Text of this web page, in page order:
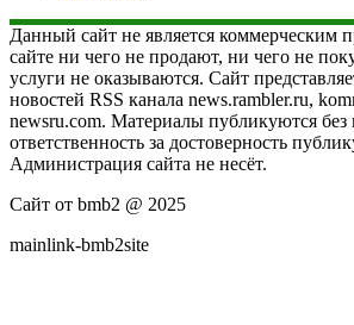
Данный сайт не является коммерческим
сайте ни чего не продают, ни чего не
услуги не оказываются. Сайт
новостей RSS канала news.rambler.ru,
newsru.com. Материалы публикуются без
ответственность за достоверность
Администрация сайта не несёт.
Сайт от bmb2 @ 2025
mainlink-bmb2site